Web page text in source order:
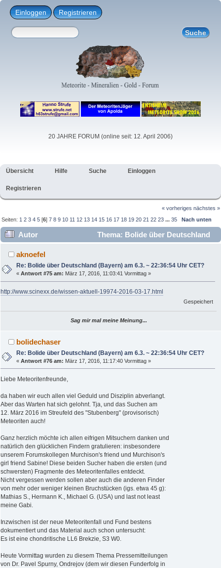
Einloggen Registrieren
20 JAHRE FORUM (online seit: 12. April 2006)
Übersicht Hilfe Suche Einloggen
Registrieren
« vorheriges nächstes »
Seiten: 1 2 3 4 5 [6]7 8 9 10 11 12 13 14 15 16 17 18 19 20 21 22 23 ...35 Nach unten
Autor
Thema: Bolide über Deutschland
(Bayern) am 6.3. ~ 22:36:54 Uhr CET? (Gelesen 274534 mal)
aknoefel
Re: Bolide über Deutschland (Bayern) am 6.3. ~ 22:36:54 Uhr CET?
«Antwort #75 am: März 17, 2016, 11:03:41 Vormittag »
http://www.scinexx.de/wissen-aktuell-19974-2016-03-17.html
Gespeichert
Sag mir mal meine Meinung...
bolidechaser
Re: Bolide über Deutschland (Bayern) am 6.3. ~ 22:36:54 Uhr CET?
«Antwort #76 am: März 17, 2016, 11:17:40 Vormittag »
Liebe Meteoritenfreunde,
da haben wir euch allen viel Geduld und Disziplin abverlangt.
Aber das Warten hat sich gelohnt. Tja, und das Suchen am
12. März 2016 im Streufeld des "Stubenberg" (provisorisch)
Meteoriten auch!
Ganz herzlich möchte ich allen eifrigen Mitsuchern danken und
natürlich den glücklichen Findern gratulieren: insbesondere
unserem Forumskollegen Murchison's friend und Murchison's
girl friend Sabine! Diese beiden Sucher haben die ersten (und
schwersten) Fragmente des Meteoritenfalles entdeckt.
Nicht vergessen werden sollen aber auch die anderen Finder
von mehr oder weniger kleinen Bruchstücken (igs. etwa 45 g):
Mathias S., Hermann K., Michael G. (USA) und last not least
meine Gabi.
Inzwischen ist der neue Meteoritenfall und Fund bestens
dokumentiert und das Material auch schon untersucht:
Es ist eine chondritische LL6 Brekzie, S3 W0.
Heute Vormittag wurden zu diesem Thema Pressemitteilungen
von Dr. Pavel Spurny, Ondrejov (dem wir diesen Funderfolg in